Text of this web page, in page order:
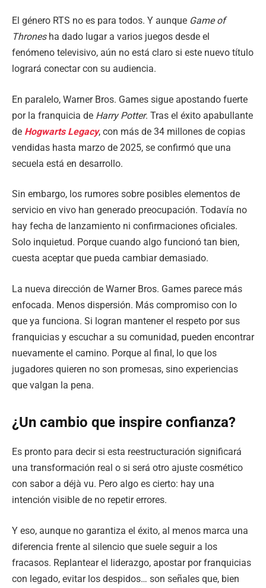
El género RTS no es para todos. Y aunque Game of
Thronesha dado lugar a varios juegos desde el
fenómeno televisivo, aún no está claro si este nuevo título
logrará conectar con su audiencia.
En paralelo, Warner Bros. Games sigue apostando fuerte
por la franquicia de Harry Potter. Tras el éxito apabullante
de Hogwarts Legacy, con más de 34 millones de copias
vendidas hasta marzo de 2025, se confirmó que una
secuela está en desarrollo.
Sin embargo, los rumores sobre posibles elementos de
servicio en vivo han generado preocupación. Todavía no
hay fecha de lanzamiento ni confirmaciones oficiales.
Solo inquietud. Porque cuando algo funcionó tan bien,
cuesta aceptar que pueda cambiar demasiado.
La nueva dirección de Warner Bros. Games parece más
enfocada. Menos dispersión. Más compromiso con lo
que ya funciona. Si logran mantener el respeto por sus
franquicias y escuchar a su comunidad, pueden encontrar
nuevamente el camino. Porque al final, lo que los
jugadores quieren no son promesas, sino experiencias
que valgan la pena.
¿Un cambio que inspire confianza?
Es pronto para decir si esta reestructuración significará
una transformación real o si será otro ajuste cosmético
con sabor a déjà vu. Pero algo es cierto: hay una
intención visible de no repetir errores.
Y eso, aunque no garantiza el éxito, al menos marca una
diferencia frente al silencio que suele seguir a los
fracasos. Replantear el liderazgo, apostar por franquicias
con legado, evitar los despidos… son señales que, bien